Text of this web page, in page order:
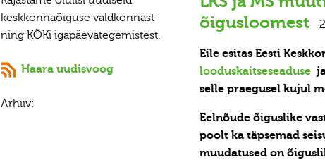
keskkonnaõiguse valdkonnast
ning KÕKi igapäevategemistest.
Haara uudisvoog
Arhiiv:
õigusloomest
Eile esitas Eesti
looduskaitseseaduse
selle praegusel kujul
Eelnõude õiguslike
poolt ka täpsemad
muudatused on